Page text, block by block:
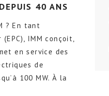
40 ANS
? En tant
(EPC), IMM conçoit,
en service des
de
100 MW. À la